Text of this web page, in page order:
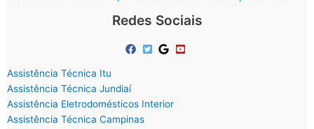
Redes Sociais
Assistência Técnica Itu
Assistência Técnica Jundiaí
Assistência Eletrodomésticos Interior
Assistência Técnica Campinas